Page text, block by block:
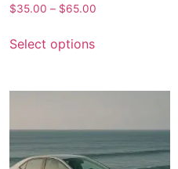
$35.00 – $65.00
Select options